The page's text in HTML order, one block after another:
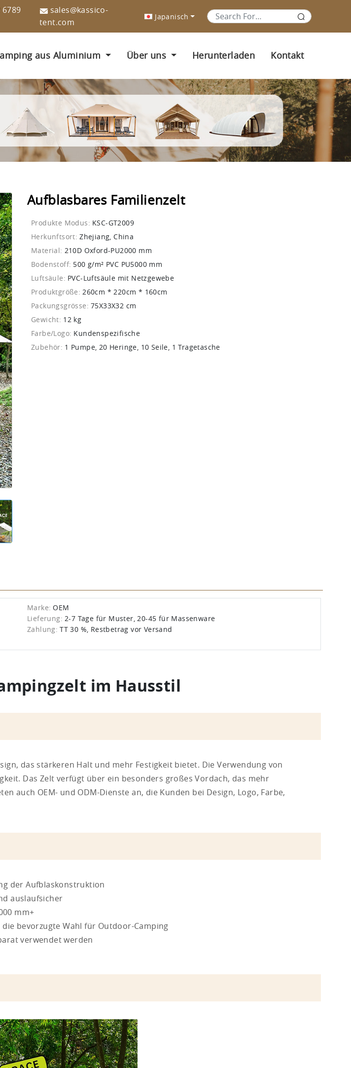
6789
sales@kassico-
tent.com
Japanisch
aus Aluminium Über uns Herunterladen Kontakt
Aufblasbares Familienzelt
Produkte Modus: KSC-GT2009
Herkunftsort: Zhejiang, China
Material: 210D Oxford-PU2000 mm
Bodenstoff: 500 g/m² PVC PU5000 mm
Luftsäule: PVC-Luftsäule mit Netzgewebe
Produktgröße: 260cm * 220cm * 160cm
Packungsgrösse: 75X33X32 cm
Gewicht: 12 kg
Farbe/Logo: Kundenspezifische
Zubehör: 1 Pumpe, 20 Heringe, 10 Seile, 1 Tragetasche
Marke: OEM
Lieferung: 2-7 Tage für Muster, 20-45 für Massenware
Zahlung: TT 30 %, Restbetrag vor Versand
im Hausstil
das stärkeren Halt und mehr Festigkeit bietet. Die Verwendung von
Das Zelt verfügt über ein besonders großes Vordach, das mehr
auch OEM- und ODM-Dienste an, die Kunden bei Design, Logo, Farbe,
der Aufblaskonstruktion
auslaufsicher
mm+
bevorzugte Wahl für Outdoor-Camping
verwendet werden